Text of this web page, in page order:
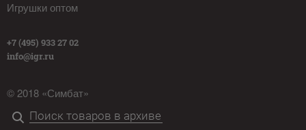
Игрушки оптом
+7 (495) 933 27 02
info@igr.ru
© 2018 «Симбат»